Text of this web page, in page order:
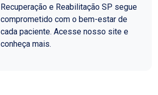
Recuperação e Reabilitação SP segue
comprometido com o bem-estar de
cada paciente. Acesse nosso site e
conheça mais.